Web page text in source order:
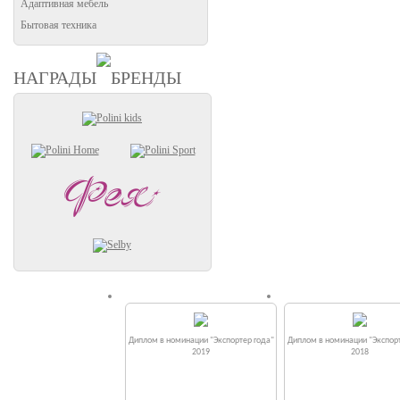
Адаптивная мебель
Бытовая техника
НАГРАДЫ БРЕНДЫ
Диплом в номинации "Экспортер года"
2019
Диплом в номинации
2018